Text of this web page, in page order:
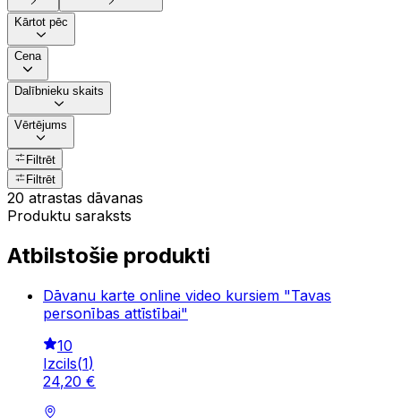
Kārtot pēc
Cena
Dalībnieku skaits
Vērtējums
Filtrēt
Filtrēt
20 atrastas dāvanas
Produktu saraksts
Atbilstošie produkti
Dāvanu karte online video kursiem "Tavas
personības attīstībai"
10
Izcils(1)
24,20 €